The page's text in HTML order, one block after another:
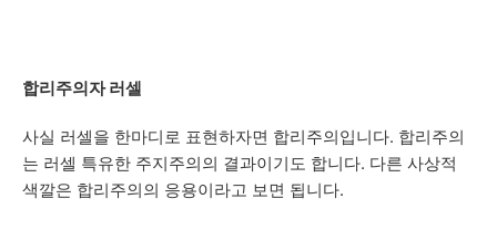
합리주의자 러셀
사실 러셀을 한마디로 표현하자면 합리주의입니다. 합리주의
는 러셀 특유한 주지주의의 결과이기도 합니다. 다른 사상적
색깔은 합리주의의 응용이라고 보면 됩니다.